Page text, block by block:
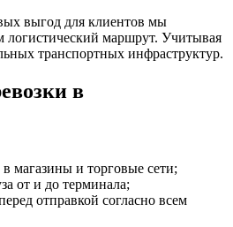
выгод для клиентов мы
логистический маршрут. Учитывая
транспортных инфраструктур.
в
в магазины и торговые сети;
от и до терминала;
отправкой согласно всем